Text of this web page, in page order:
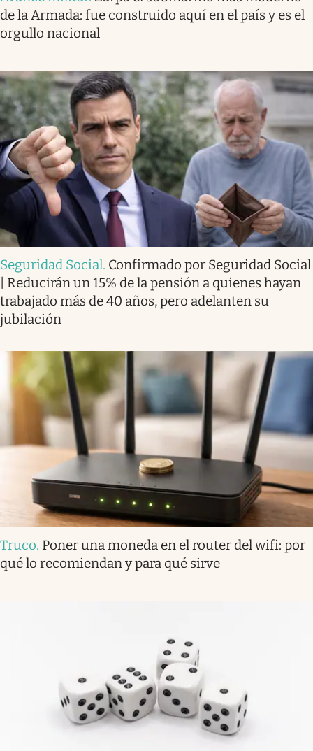
de la Armada: fue construido aquí en el país y es el
orgullo nacional
Seguridad Social. Confirmado por Seguridad Social
| Reducirán un 15% de la pensión a quienes hayan
trabajado más de 40 años, pero adelanten su
jubilación
Truco. Poner una moneda en el router del wifi: por
qué lo recomiendan y para qué sirve